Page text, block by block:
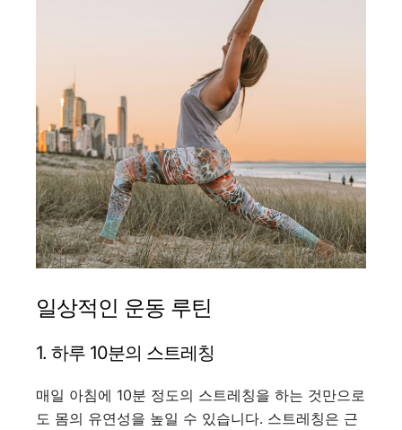
일상적인 운동 루틴
1. 하루 10분의 스트레칭
매일 아침에 10분 정도의 스트레칭을 하는 것만으로
도 몸의 유연성을 높일 수 있습니다. 스트레칭은 근